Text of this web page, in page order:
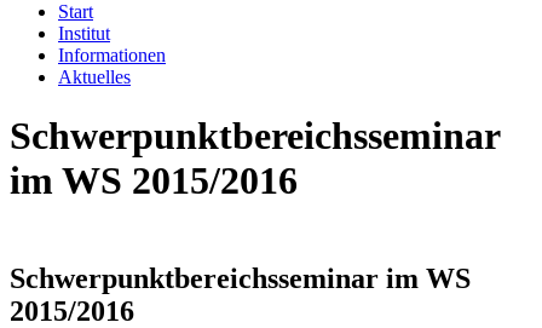
Start
Institut
Informationen
Aktuelles
Schwerpunktbereichsseminar
im WS 2015/2016
Schwerpunktbereichsseminar im WS
2015/2016